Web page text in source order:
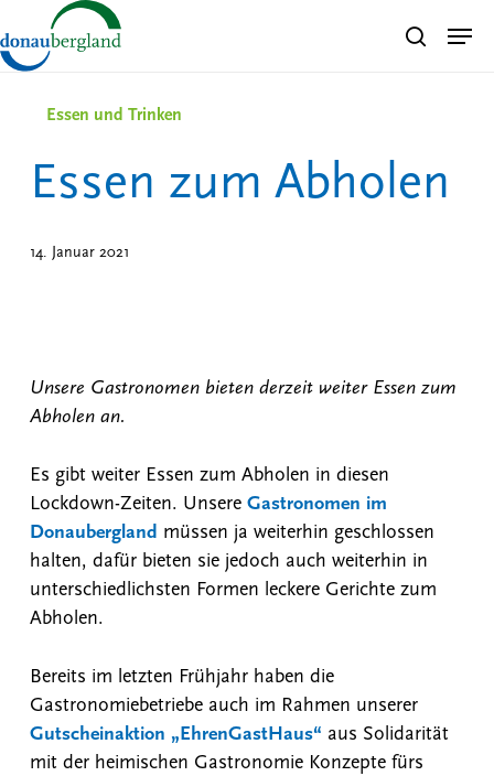
to
main
search
Essen und Trinken
Essen zum Abholen
14. Januar 2021
Unsere Gastronomen bieten derzeit weiter Essen zum
Abholen an.
Es gibt weiter Essen zum Abholen in diesen
Lockdown-Zeiten. Unsere Gastronomen im
Donaubergland müssen ja weiterhin geschlossen
halten, dafür bieten sie jedoch auch weiterhin in
unterschiedlichsten Formen leckere Gerichte zum
Abholen.
Bereits im letzten Frühjahr haben die
Gastronomiebetriebe auch im Rahmen unserer
Gutscheinaktion „EhrenGastHaus“ aus Solidarität
mit der heimischen Gastronomie Konzepte fürs